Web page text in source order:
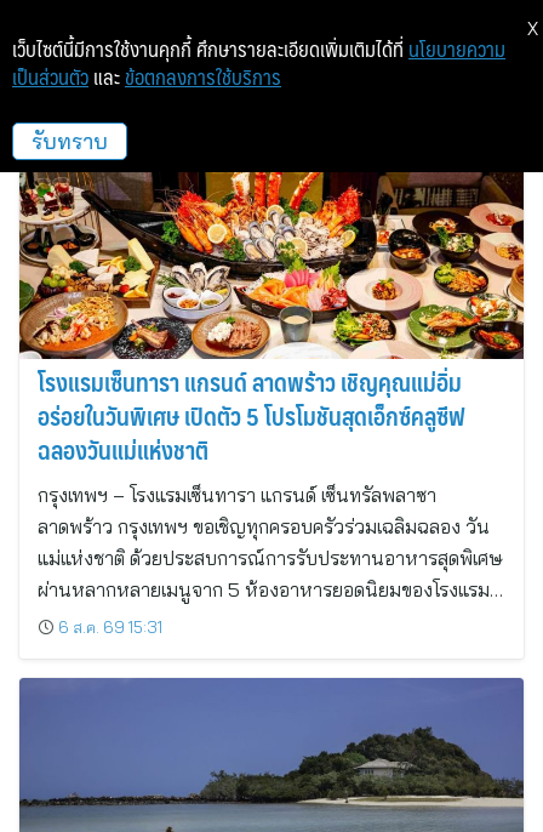
travel_image
โรงแรมเซ็นทารา แกรนด์ ลาดพร้าว เชิญคุณแม่อิ่ม
อร่อยในวันพิเศษ เปิดตัว 5 โปรโมชันสุดเอ็กซ์คลูซีฟ
ฉลองวันแม่แห่งชาติ
กรุงเทพฯ – โรงแรมเซ็นทารา แกรนด์ เซ็นทรัลพลาซา
ลาดพร้าว กรุงเทพฯ ขอเชิญทุกครอบครัวร่วมเฉลิมฉลอง วัน
แม่แห่งชาติ ด้วยประสบการณ์การรับประทานอาหารสุดพิเศษ
ผ่านหลากหลายเมนูจาก 5 ห้องอาหารยอดนิยมของโรงแรม…
6 ส.ค. 69 15:31
เว็บไซต์นี้มีการใช้งานคุกกี้ ศึกษารายละเอียดเพิ่มเติมได้ที่ นโยบายความ
เป็นส่วนตัว และ ข้อตกลงการใช้บริการ
รับทราบ
X